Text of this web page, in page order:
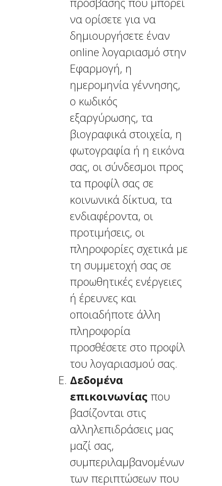
να ορίσετε για να
δημιουργήσετε έναν
online λογαριασμό στην
Εφαρμογή, η
ημερομηνία γέννησης,
ο κωδικός
εξαργύρωσης, τα
βιογραφικά στοιχεία, η
φωτογραφία ή η εικόνα
σας, οι σύνδεσμοι προς
τα προφίλ σας σε
κοινωνικά δίκτυα, τα
ενδιαφέροντα, οι
προτιμήσεις, οι
πληροφορίες σχετικά με
τη συμμετοχή σας σε
προωθητικές ενέργειες
ή έρευνες και
οποιαδήποτε άλλη
πληροφορία
προσθέσετε στο προφίλ
του λογαριασμού σας.
Δεδομένα
επικοινωνίας που
βασίζονται στις
αλληλεπιδράσεις μας
μαζί σας,
συμπεριλαμβανομένων
των περιπτώσεων που